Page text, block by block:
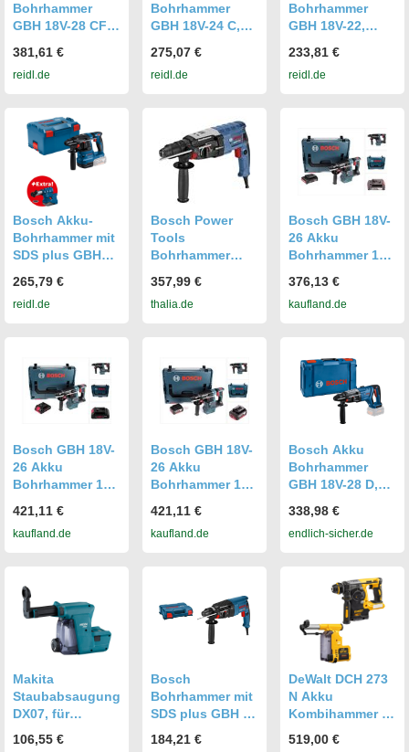
Bohrhammer
GBH 18V-28 CF,
Version, L-BOXX
p5642114
381,61 €
reidl.de
Bohrhammer
GBH 18V-24 C,
Version, L-BOXX
p5461854
275,07 €
reidl.de
Bohrhammer
GBH 18V-22,
Version, L-BOXX
p5754843
233,81 €
reidl.de
Bosch Akku-
Bohrhammer mit
SDS plus GBH
Zubehör, L-BOXX
p5754846
265,79 €
reidl.de
Bosch Power
Tools
Bohrhammer
28F, L-BOXX
357,99 €
thalia.de
Bosch GBH 18V-
26 Akku
Bohrhammer 18V
SDS plus + 1x
Akku 2,0Ah + L-
376,13 €
kaufland.de
Bosch GBH 18V-
26 Akku
Bohrhammer 18V
Brushless + 1x
Akku 4,0Ah + L-
421,11 €
kaufland.de
Bosch GBH 18V-
26 Akku
Bohrhammer 18V
SDS-Plus + 1x
Akku 5,0 Ah + L-
421,11 €
kaufland.de
Bosch Akku
Bohrhammer
GBH 18V-28 D,
0611919004
338,98 €
endlich-sicher.de
Makita
Staubabsaugung
DX07, für
BHR243 und
106,55 €
Bosch
Bohrhammer mit
SDS plus GBH 2-
06112A3000
184,21 €
DeWalt DCH 273
N Akku
Kombihammer 18
Brushless + D
519,00 €